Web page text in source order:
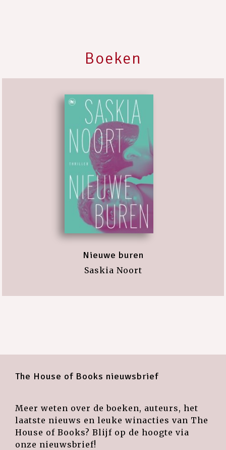
Boeken
Nieuwe buren
Saskia Noort
The House of Books nieuwsbrief
Meer weten over de boeken, auteurs, het
laatste nieuws en leuke winacties van The
House of Books? Blijf op de hoogte via
onze nieuwsbrief!